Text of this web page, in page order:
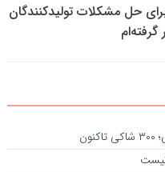
حل مشکلات تولیدکنندگان